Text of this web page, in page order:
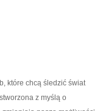
które chcą śledzić świat
z myślą o